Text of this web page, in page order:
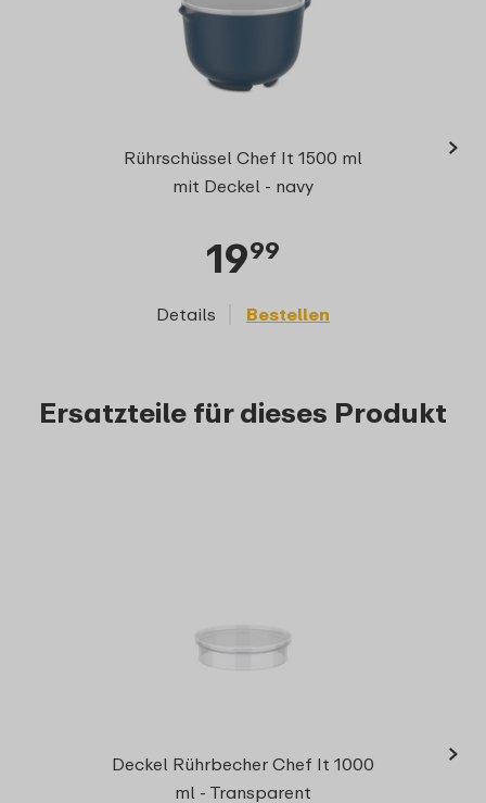
Rührschüssel Chef It 1500 ml
mit Deckel - navy
1999
Details Bestellen
›
Ersatzteile für dieses Produkt
Deckel Rührbecher Chef It 1000
ml - Transparent
›